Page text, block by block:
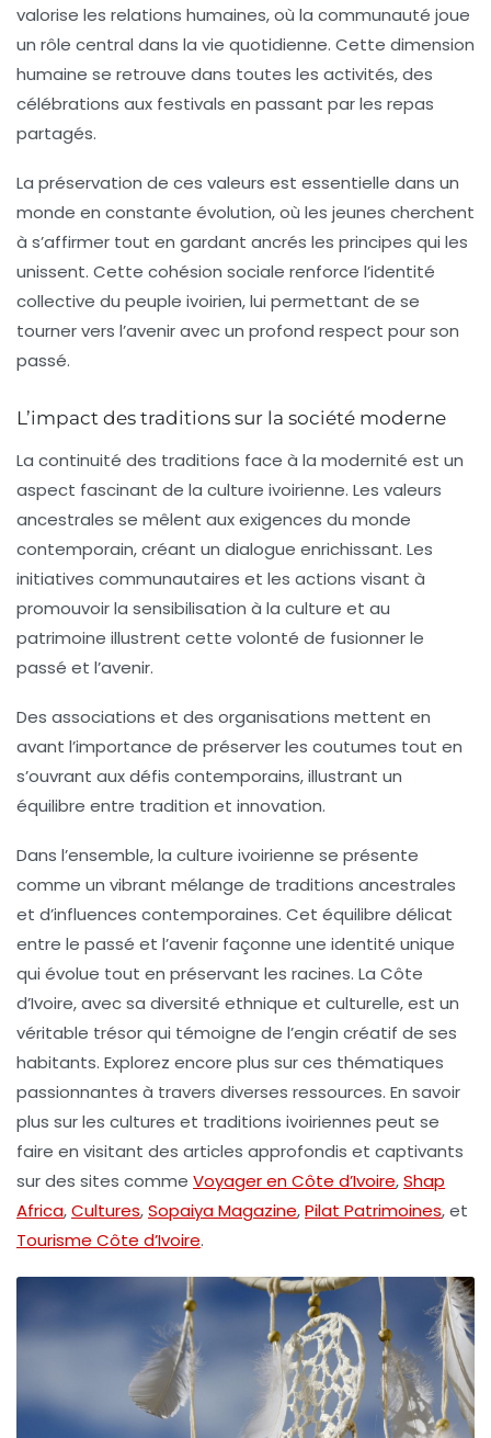
valorise les relations humaines, où la communauté joue
un rôle central dans la vie quotidienne. Cette dimension
humaine se retrouve dans toutes les activités, des
célébrations aux festivals en passant par les repas
partagés.
La préservation de ces valeurs est essentielle dans un
monde en constante évolution, où les jeunes cherchent
à s’affirmer tout en gardant ancrés les principes qui les
unissent. Cette cohésion sociale renforce l’identité
collective du peuple ivoirien, lui permettant de se
tourner vers l’avenir avec un profond respect pour son
passé.
L’impact des traditions sur la société moderne
La continuité des traditions face à la modernité est un
aspect fascinant de la culture ivoirienne. Les valeurs
ancestrales se mêlent aux exigences du monde
contemporain, créant un dialogue enrichissant. Les
initiatives communautaires et les actions visant à
promouvoir la sensibilisation à la culture et au
patrimoine illustrent cette volonté de fusionner le
passé et l’avenir.
Des associations et des organisations mettent en
avant l’importance de préserver les coutumes tout en
s’ouvrant aux défis contemporains, illustrant un
équilibre entre tradition et innovation.
Dans l’ensemble, la culture ivoirienne se présente
comme un vibrant mélange de traditions ancestrales
et d’influences contemporaines. Cet équilibre délicat
entre le passé et l’avenir façonne une identité unique
qui évolue tout en préservant les racines. La Côte
d’Ivoire, avec sa diversité ethnique et culturelle, est un
véritable trésor qui témoigne de l’engin créatif de ses
habitants. Explorez encore plus sur ces thématiques
passionnantes à travers diverses ressources. En savoir
plus sur les cultures et traditions ivoiriennes peut se
faire en visitant des articles approfondis et captivants
sur des sites comme Voyager en Côte d’Ivoire,Shap
Africa,Cultures,Sopaiya Magazine,Pilat Patrimoines, et
Tourisme Côte d’Ivoire.